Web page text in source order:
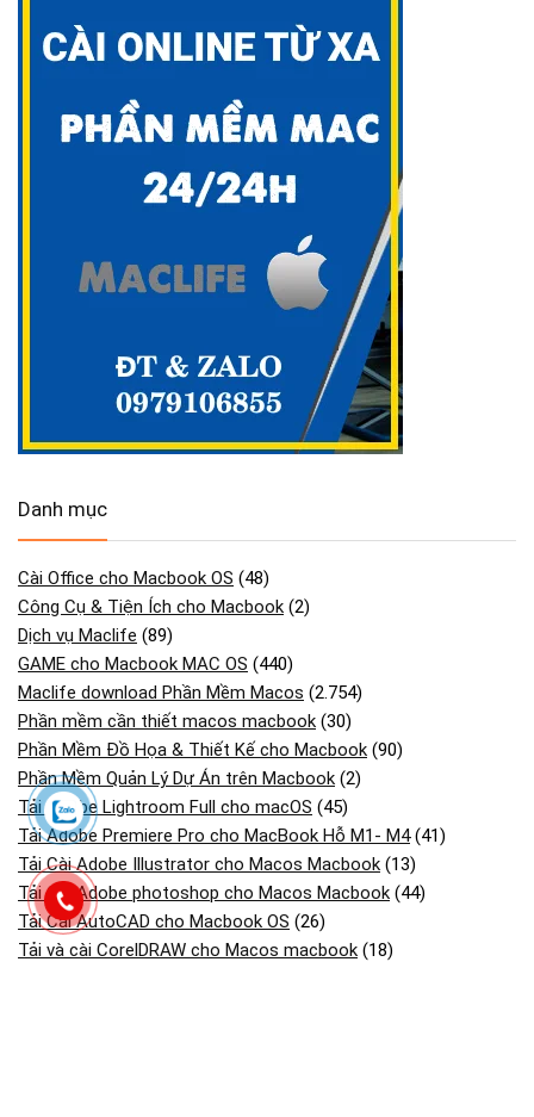
Danh mục
Cài Office cho Macbook OS (48)
Công Cụ & Tiện Ích cho Macbook (2)
Dịch vụ Maclife (89)
GAME cho Macbook MAC OS (440)
Maclife download Phần Mềm Macos (2.754)
Phần mềm cần thiết macos macbook (30)
Phần Mềm Đồ Họa & Thiết Kế cho Macbook (90)
Phần Mềm Quản Lý Dự Án trên Macbook (2)
Tải Adobe Lightroom Full cho macOS (45)
Tải Adobe Premiere Pro cho MacBook Hỗ M1- M4(41)
Tải Cài Adobe Illustrator cho Macos Macbook (13)
Tải Cài Adobe photoshop cho Macos Macbook (44)
Tải Cài AutoCAD cho Macbook OS (26)
Tải và cài CorelDRAW cho Macos macbook (18)